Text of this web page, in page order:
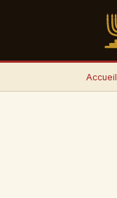
Accueil